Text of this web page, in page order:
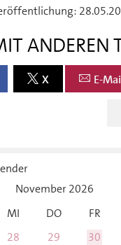
ANDEREN
X E-
November2026
MI DO FR
28 29 30